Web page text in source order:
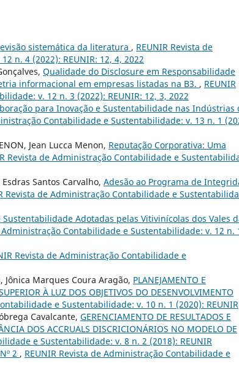
sistemática da literatura , REUNIR Revista de
n. 4 (2022): REUNIR: 12, 4, 2022
Qualidade do Disclosure em Responsabilidade
informacional em empresas listadas na B3. , REUNIR
v. 12 n. 3 (2022): REUNIR: 12, 3, 2022
para Inovação e Sustentabilidade nas Indústrias
Contabilidade e Sustentabilidade: v. 13 n. 1
Jean Lucca Menon, Reputação Corporativa: Uma
Revista de Administração Contabilidade e
Santos Carvalho, Adesão ao Programa de
Revista de Administração Contabilidade e
Sustentabilidade Adotadas pelas Vitivinícolas dos Vales
Administração Contabilidade e Sustentabilidade: v. 12 n.
Revista de Administração Contabilidade e
Jônica Marques Coura Aragão, PLANEJAMENTO E
À LUZ DOS OBJETIVOS DO DESENVOLVIMENTO
e Sustentabilidade: v. 10 n. 1 (2020): REUNIR
Cavalcante, GERENCIAMENTO DE RESULTADOS E
DOS ACCRUALS DISCRICIONÁRIOS NO MODELO DE
e Sustentabilidade: v. 8 n. 2 (2018): REUNIR
2 , REUNIR Revista de Administração Contabilidade e